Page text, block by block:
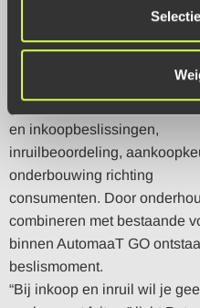
afhankelijk van merk en
Past deze
en inkoopbeslissingen,
inruilbeoordeling,
onderbouwing richting
consumenten. Door
combineren met bestaande
binnen AutomaaT GO
beslismoment.
“Bij inkoop en inruil wil je